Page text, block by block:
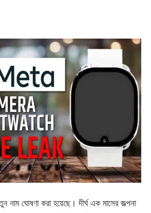
নাম ঘোষণা করা হয়েছে। দীর্ঘ এক মাসের জল্পনা